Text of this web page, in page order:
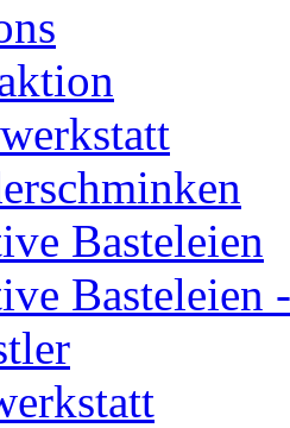
Basteleien
Basteleien